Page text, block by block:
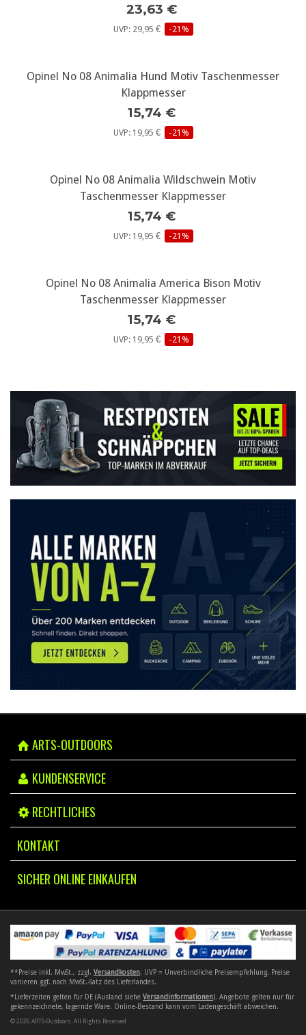
23,63 €
UVP: 29,95 € -21%
Opinel No 08 Animalia Hund Motiv Taschenmesser
Klappmesser
15,74 €
UVP: 19,95 € -21%
Opinel No 08 Animalia Wildschwein Motiv
Taschenmesser Klappmesser
15,74 €
UVP: 19,95 € -21%
Opinel No 08 Animalia America Bison Motiv
Taschenmesser Klappmesser
15,74 €
UVP: 19,95 € -21%
ARTS-OUTDOORS
KUNDENSERVICE
RECHTLICHES
KONTAKT
SICHER ONLINE EINKAUFEN
**Preise inkl. MwSt., zzgl. Versandkosten. UVP = Unverbindliche Preisempfehlung. Preise
variieren ggf. nach MwSt.-Satz des Lieferlandes.
*Lieferzeiten gelten für DE (Ausland siehe Versandinformationen). Angebote gelten nur für
gekennzeichnete, lagernde Ware. Online-Bestand kann vom Ladengeschäft abweichen.
© 2026 ARTS-Outdoors. All Rights Reserved